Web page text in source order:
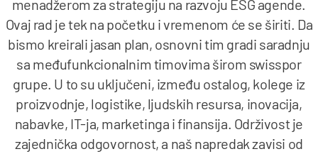
menadžerom za strategiju na razvoju ESG agende.
Ovaj rad je tek na početku i vremenom će se širiti. Da
bismo kreirali jasan plan, osnovni tim gradi saradnju
sa međufunkcionalnim timovima širom swisspor
grupe. U to su uključeni, između ostalog, kolege iz
proizvodnje, logistike, ljudskih resursa, inovacija,
nabavke, IT-ja, marketinga i finansija. Održivost je
zajednička odgovornost, a naš napredak zavisi od